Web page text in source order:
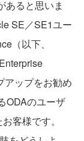
あると思いま
SE／SE1ユー
（以下、
アップをお勧め
ODAのユーザ
客様です。